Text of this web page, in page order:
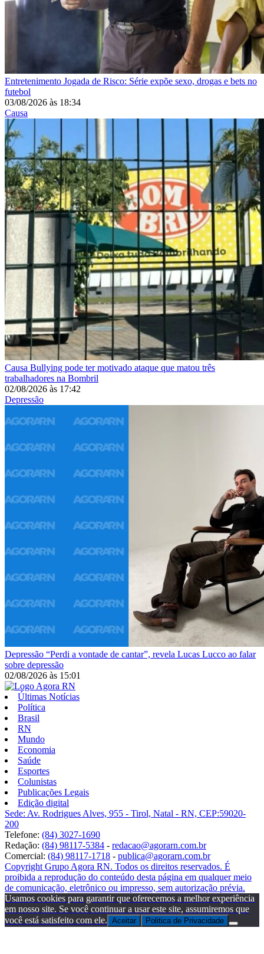
Entretenimento Jogada de Risco: Série expõe sexo, drogas e bets no
futebol
03/08/2026 às 18:34
Causa
Causa Bullying pode ter motivado ataque que matou três
trabalhadores na Bombril
02/08/2026 às 17:42
Depressão
Depressão “Perdi a vontade de cantar”, revela Lucas Lucco ao falar
sobre depressão
02/08/2026 às 15:01
Últimas Notícias
Política
Brasil
RN
Mundo
Economia
Saúde
Esportes
Colunistas
Publicações Legais
Edição digital
Sede: Av. Rodrigues Alves, 955 - Tirol, Natal - RN, CEP:59020-
200
Telefone: (84) 3027-1690
Redação: (84) 98117-5384 - redacao@agorarn.com.br
Comercial: (84) 98117-1718 - publica@agorarn.com.br
Copyright Grupo Agora RN. Todos os direitos reservados. É
proibida a reprodução do conteúdo desta página em qualquer meio
de comunicação, eletrônico ou impresso, sem autorização prévia.
Usamos cookies para garantir que oferecemos a melhor experiência
em nosso site. Se você continuar a usar este site, assumiremos que
você está satisfeito com ele. Aceitar Politica de Privacidade